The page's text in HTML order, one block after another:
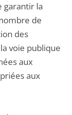
garantir la
de
des
voie publique
aux
aux